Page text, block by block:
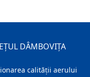
DÂMBOVIȚA
calității aerului